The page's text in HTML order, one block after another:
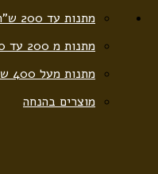
מתנות עד 200 ש”ח
מתנות מ 200 עד 400 ש”ח
מתנות מעל 400 ש”ח
מוצרים בהנחה